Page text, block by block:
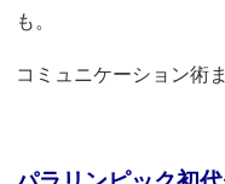
も。
コミュニケーション術